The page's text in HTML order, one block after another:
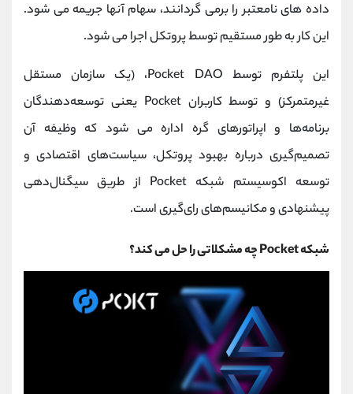
داده های نامعتبر را برمی گردانند، سهام آنها جریمه می شود.
این کار به طور مستقیم توسط پروتکل اجرا می شود.
این پلتفرم توسط Pocket DAO، (یک سازمان مستقل
غیرمتمرکز) و توسط کاربران Pocket یعنی توسعه‌دهندگان
برنامه‌ها و اپراتورهای گره اداره می شود که وظیفه آن
تصمیم‌گیری درباره بهبود پروتکل، سیاست‌های اقتصادی و
توسعه اکوسیستم شبکه Pocket از طریق سیگنال‌دهی
پیشنهادی و مکانیسم‌های رای‌گیری است.
شبکه Pocket چه مشکلاتی را حل می کند؟